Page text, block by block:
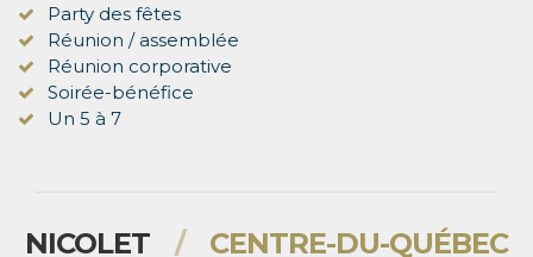
Party des fêtes
Réunion / assemblée
Réunion corporative
Soirée-bénéfice
Un 5 à 7
NICOLET / CENTRE-DU-QUÉBEC